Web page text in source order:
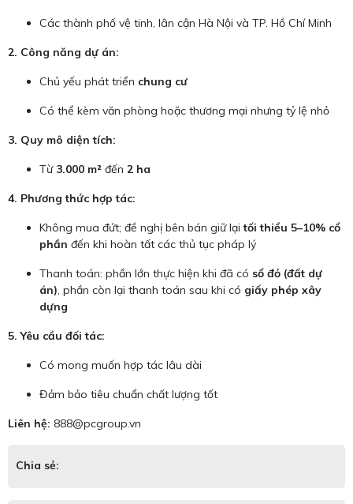
Các thành phố vệ tinh, lân cận Hà Nội và TP. Hồ Chí Minh
2. Công năng dự án:
Chủ yếu phát triển chung cư
Có thể kèm văn phòng hoặc thương mại nhưng tỷ lệ nhỏ
3. Quy mô diện tích:
Từ 3.000 m² đến 2 ha
4. Phương thức hợp tác:
Không mua đứt; đề nghị bên bán giữ lạitối thiểu 5–10% cổ
phần đến khi hoàn tất các thủ tục pháp lý
Thanh toán: phần lớn thực hiện khi đã có sổ đỏ (đất dự
án), phần còn lại thanh toán sau khi có giấy phép xây
dựng
5. Yêu cầu đối tác:
Có mong muốn hợp tác lâu dài
Đảm bảo tiêu chuẩn chất lượng tốt
Liên hệ: 888@pcgroup.vn
Chia sẻ: